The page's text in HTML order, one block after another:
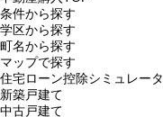
条件から探す
学区から探す
町名から探す
マップで探す
住宅ローン控除シミュレータ
新築戸建て
中古戸建て